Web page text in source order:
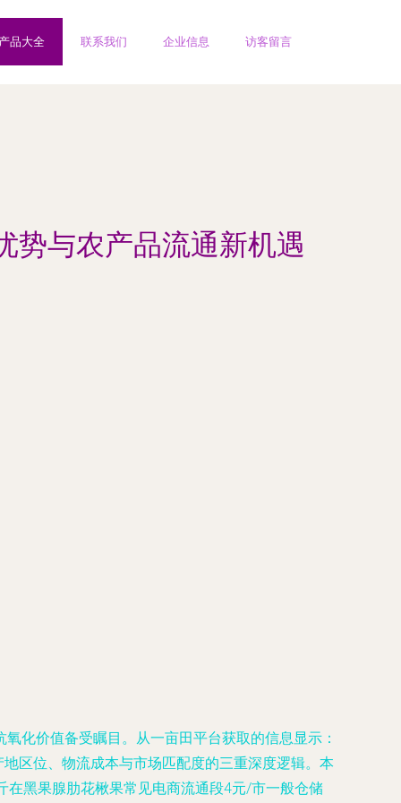
品大全 联系我们 企业信息 访客留言
势与农产品流通新机遇
化价值备受瞩目。从一亩田平台获取的信息显示：
区位、物流成本与市场匹配度的三重深度逻辑。本
黑果腺肋花楸果常见电商流通段4元/市一般仓储